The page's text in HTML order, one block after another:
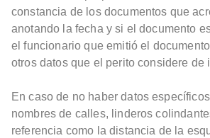
constancia de los documentos que
anotando la fecha y si el documento
el funcionario que emitió el
otros datos que el perito considere de
En caso de no haber datos
nombres de calles, linderos
referencia como la distancia de la